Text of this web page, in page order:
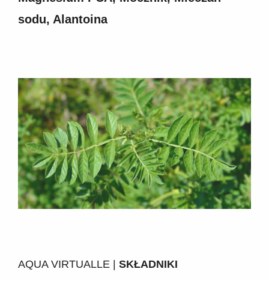
sodu, Alantoina
AQUA VIRTUALLE | SKŁADNIKI